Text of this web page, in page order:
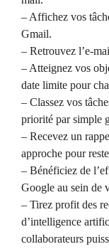
– Affichez vos
Gmail.
– Retrouvez l’e-
– Atteignez vos
date limite pour
– Classez vos
priorité par simple
– Recevez un
approche pour
– Bénéficiez de
Google au sein de
– Tirez profit des
d’intelligence
collaborateurs